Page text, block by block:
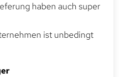
haben auch super
ist unbedingt